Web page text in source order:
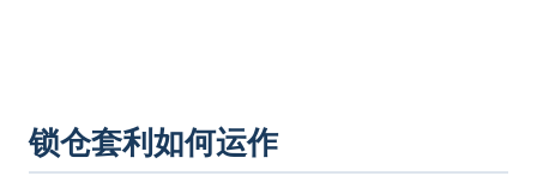
锁仓套利如何运作